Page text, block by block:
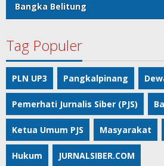
Bangka Belitung
Tag Populer
PLN UP3 Pangkalpinang
Pemerhati Jurnalis Siber (PJS)
Ketua Umum PJS Masyarakat
Hukum JURNALSIBER.COM